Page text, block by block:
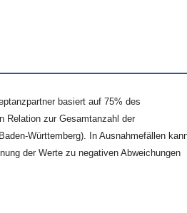
basiert auf 75% des
Relation zur Gesamtanzahl der
Württemberg). In Ausnahmefällen
der Werte zu negativen Abweichungen